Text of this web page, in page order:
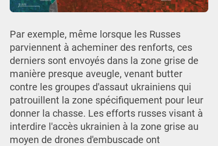
Par exemple, même lorsque les Russes
parviennent à acheminer des renforts, ces
derniers sont envoyés dans la zone grise de
manière presque aveugle, venant butter
contre les groupes d'assaut ukrainiens qui
patrouillent la zone spécifiquement pour leur
donner la chasse. Les efforts russes visant à
interdire l'accès ukrainien à la zone grise au
moyen de drones d'embuscade ont